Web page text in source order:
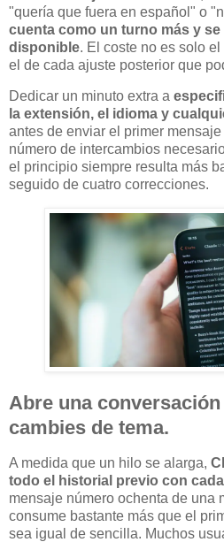
"quería que fuera en español" o
cuenta como un turno más y
disponible. El coste no es solo
el de cada ajuste posterior que
Dedicar un minuto extra a
la extensión, el idioma y
antes de enviar el primer
número de intercambios
el principio siempre resulta más
seguido de cuatro correcciones.
Abre una
cambies de tema.
A medida que un hilo se alarga,
todo el historial previo con
mensaje número ochenta de una
consume bastante más que el
sea igual de sencilla. Muchos